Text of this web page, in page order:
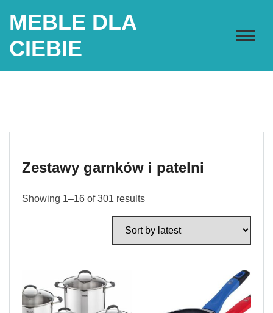
MEBLE DLA
CIEBIE
Zestawy garnków i patelni
Showing 1–16 of 301 results